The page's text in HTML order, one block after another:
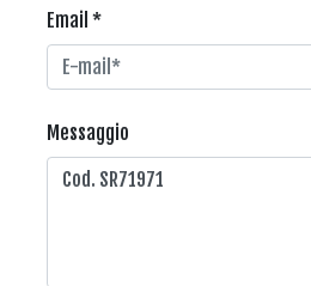
Email *
Messaggio